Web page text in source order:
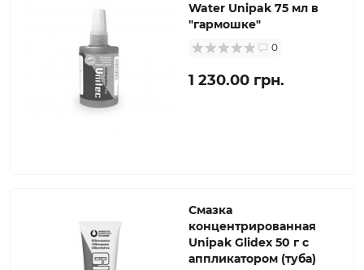
Water Unipak 75 мл в
"гармошке"
0
1 230.00 грн.
Смазка
концентрированная
Unipak Glidex 50 г с
аппликатором (туба)